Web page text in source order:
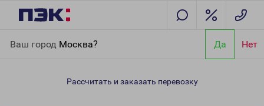
Ваш город Москва? Да Нет
(Уфа)
Рассчитать и заказать перевозку